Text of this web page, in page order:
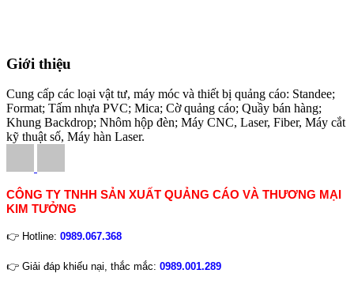
Giới thiệu
Cung cấp các loại vật tư, máy móc và thiết bị quảng cáo: Standee;
Format; Tấm nhựa PVC; Mica; Cờ quảng cáo; Quầy bán hàng;
Khung Backdrop; Nhôm hộp đèn; Máy CNC, Laser, Fiber, Máy cắt
kỹ thuật số, Máy hàn Laser.
CÔNG TY TNHH SẢN XUẤT QUẢNG CÁO VÀ THƯƠNG MẠI
KIM TƯỞNG
👉 Hotline: 0989.067.368
👉 Giải đáp khiếu nại, thắc mắc: 0989.001.289